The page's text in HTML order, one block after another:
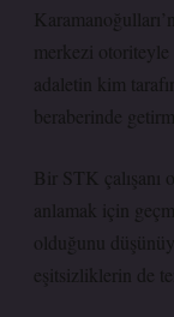
merkezi
adaletin kim
beraberinde
Bir STK çalışanı
anlamak için
olduğunu
eşitsizliklerin de